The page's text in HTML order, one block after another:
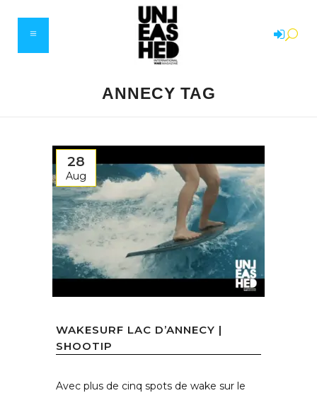
ANNECY TAG
28
Aug
WAKESURF LAC D’ANNECY |
SHOOTIP
Avec plus de cinq spots de wake sur le